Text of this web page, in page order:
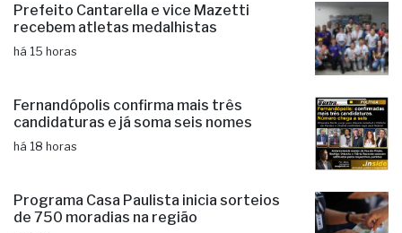
Prefeito Cantarella e vice Mazetti
recebem atletas medalhistas
há 15 horas
Fernandópolis confirma mais três
candidaturas e já soma seis nomes
há 18 horas
Programa Casa Paulista inicia sorteios
de 750 moradias na região